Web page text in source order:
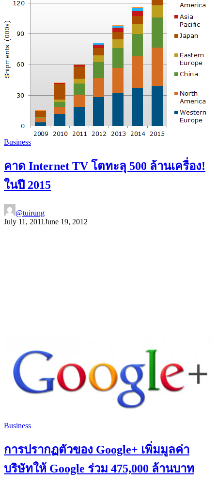
Business
คาด Internet TV โตทะลุ 500 ล้านเครื่อง!
ในปี 2015
@tuirung
July 11, 2011June 19, 2012
Business
การปรากฏตัวของ Google+ เพิ่มมูลค่า
บริษัทให้ Google ร่วม 475,000 ล้านบาท